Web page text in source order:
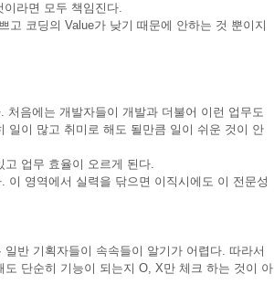
라면 모두 책임진다.
고 코딩의 Value가 낮기 때문에 안하는 것 뿐이지
음에는 개발자들이 개발과 더불어 이런 업무도
일이 많고 취미로 해도 될만큼 일이 쉬운 것이 안
업무 효율이 오르게 된다.
영역에서 실력을 닦으면 이직시에도 이 전문성
반 기획자들이 속속들이 알기가 어렵다. 따라서
단순히 기능이 되는지 O, X만 체크 하는 것이 아